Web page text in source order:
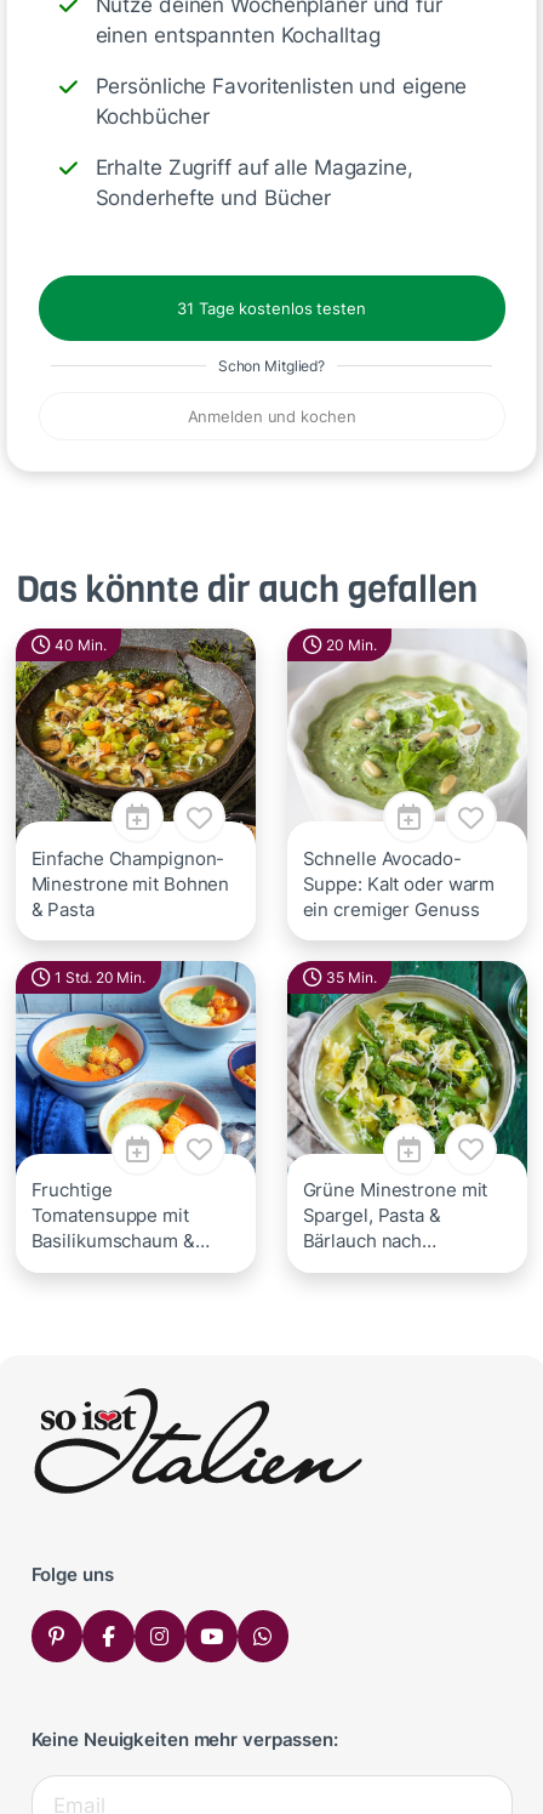
einen entspannten Kochalltag
Persönliche Favoritenlisten und eigene
Kochbücher
Erhalte Zugriff auf alle Magazine,
Sonderhefte und Bücher
31 Tage kostenlos testen
Schon Mitglied?
Anmelden und kochen
Schreiben
Kommentare
🙂
Das könnte dir auch gefallen
40 Min.
Einfache Champignon-
Minestrone mit Bohnen
& Pasta
20 Min.
Schnelle Avocado-
Suppe: Kalt oder warm
ein cremiger Genuss
1 Std. 20 Min.
Fruchtige
Tomatensuppe mit
Basilikumschaum &
Parmesan-Polenta-
35 Min.
Grüne Minestrone mit
Spargel, Pasta &
Bärlauch nach
Originalrezept
Folge uns
Keine Neuigkeiten mehr verpassen: